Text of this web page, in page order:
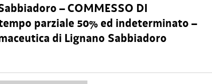
– COMMESSO DI
parziale 50% ed indeterminato –
di Lignano Sabbiadoro